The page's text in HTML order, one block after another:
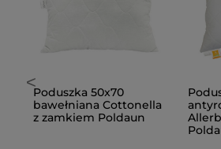
<Poduszka 50x70
bawełniana Cottonella
z zamkiem Poldaun